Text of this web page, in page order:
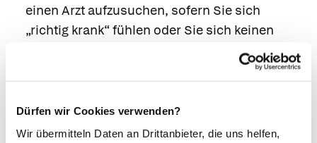
Dürfen wir Cookies verwenden?
Wir übermitteln Daten an Drittanbieter, die uns helfen,
einen Arzt aufzusuchen, sofern Sie sich
„richtig krank“ fühlen oder Sie sich keinen
Reim auf Ihre Beschwerden bzw. die Ihres
wenden Sie sich an einen Arzt.
Auch wenn es Ihnen nach einer